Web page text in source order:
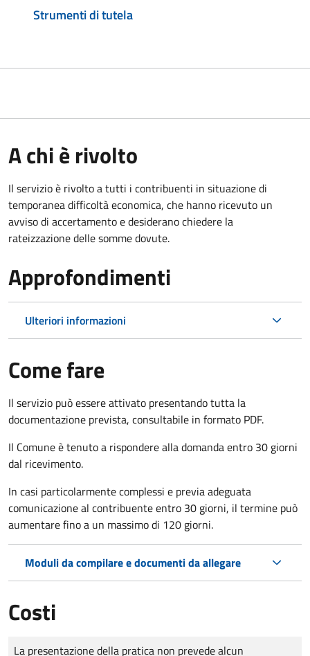
Strumenti di tutela
A chi è rivolto
Il servizio è rivolto a tutti i contribuenti in situazione di
temporanea difficoltà economica, che hanno ricevuto un
avviso di accertamento e desiderano chiedere la
rateizzazione delle somme dovute.
Approfondimenti
Ulteriori informazioni
Come fare
Il servizio può essere attivato presentando tutta la
documentazione prevista, consultabile in formato PDF.
Il Comune è tenuto a rispondere alla domanda entro 30 giorni
dal ricevimento.
In casi particolarmente complessi e previa adeguata
comunicazione al contribuente entro 30 giorni, il termine può
aumentare fino a un massimo di 120 giorni.
Moduli da compilare e documenti da allegare
Costi
Tipo di pagamento
Importo
La presentazione della pratica non prevede alcun